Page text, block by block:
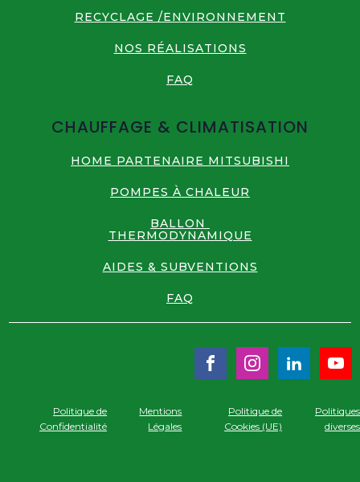
RECYCLAGE /ENVIRONNEMENT
NOS RÉALISATIONS
FAQ
CHAUFFAGE & CLIMATISATION
HOME PARTENAIRE MITSUBISHI
POMPES À CHALEUR
BALLON
THERMODYNAMIQUE
AIDES & SUBVENTIONS
FAQ
Politique de
Confidentialité
Mentions
Légales
Politique de
Cookies (UE)
Politiques
diverses